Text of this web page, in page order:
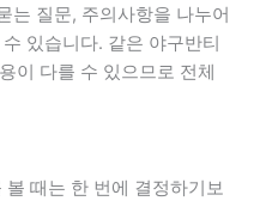
는 질문, 주의사항을 나누어
있습니다. 같은 야구반티
이 다를 수 있으므로 전체
때는 한 번에 결정하기보